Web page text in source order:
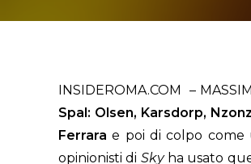
INSIDEROMA.COM –
Spal: Olsen, Karsdorp,
Ferrara e poi di colpo come
opinionisti di Skyha usato